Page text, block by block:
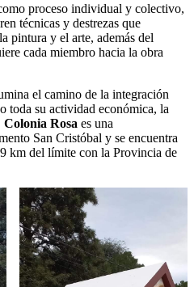
proceso individual y colectivo,
técnicas y destrezas que
pintura y el arte, además del
cada miembro hacia la obra
el camino de la integración
toda su actividad económica, la
Colonia Rosa es una
San Cristóbal y se encuentra
km del límite con la Provincia de